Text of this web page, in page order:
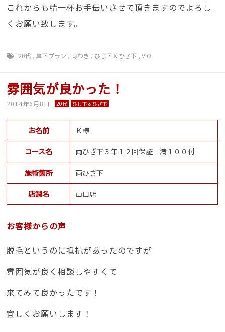
これからも精一杯お手伝いさせて頂きますのでよろし
くお願い致します。
20代 ,鼻下プラン ,両わき , ひじ下＆ひざ下 ,VIO
雰囲気が良かった！
2014年6月8日 20代 ひじ下＆ひざ下
お名前 Ｋ様
コース名 両ひざ下３年１２回保証 満１００付
施術箇所 両ひざ下
店舗名 山口店
お客様からの声
脱毛というのに抵抗があったのですが
雰囲気が良く相談しやすくて
来てみて良かったです！
宜しくお願いします！